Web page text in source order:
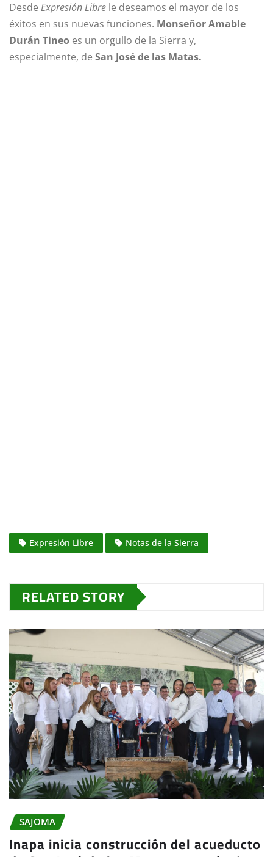
Desde Expresión Libre le deseamos el mayor de los
éxitos en sus nuevas funciones. Monseñor Amable
Durán Tineo es un orgullo de la Sierra y,
especialmente, de San José de las Matas.
Expresión Libre Notas de la Sierra
RELATED STORY
SAJOMA
Inapa inicia construcción del acueducto